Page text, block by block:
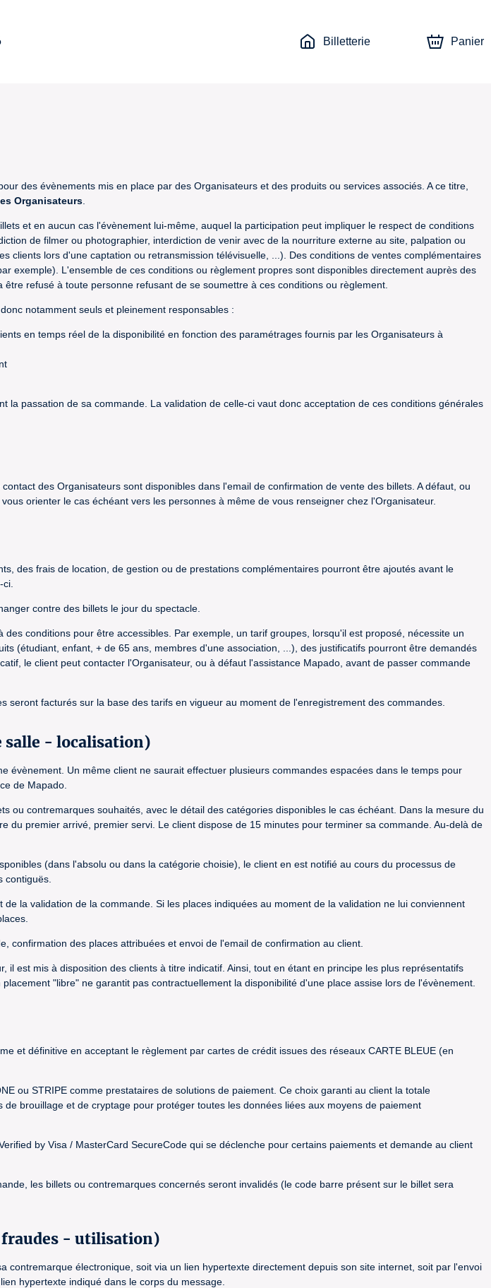
Billetterie Panier
des évènements mis en place par des Organisateurs et des produits ou services associés. A ce titre,
Organisateurs
et en aucun cas l'évènement lui-même, auquel la participation peut impliquer le respect de conditions
de filmer ou photographier, interdiction de venir avec de la nourriture externe au site, palpation ou
lors d'une captation ou retransmission télévisuelle, ...). Des conditions de ventes complémentaires
exemple). L'ensemble de ces conditions ou règlement propres sont disponibles directement auprès des
refusé à toute personne refusant de se soumettre à ces conditions ou règlement.
notamment seuls et pleinement responsables :
en temps réel de la disponibilité en fonction des paramétrages fournis par les Organisateurs à
passation de sa commande. La validation de celle-ci vaut donc acceptation de ces conditions générales
des Organisateurs sont disponibles dans l'email de confirmation de vente des billets. A défaut, ou
orienter le cas échéant vers les personnes à même de vous renseigner chez l'Organisateur.
des frais de location, de gestion ou de prestations complémentaires pourront être ajoutés avant le
contre des billets le jour du spectacle.
conditions pour être accessibles. Par exemple, un tarif groupes, lorsqu'il est proposé, nécessite un
(étudiant, enfant, + de 65 ans, membres d'une association, ...), des justificatifs pourront être demandés
le client peut contacter l'Organisateur, ou à défaut l'assistance Mapado, avant de passer commande
facturés sur la base des tarifs en vigueur au moment de l'enregistrement des commandes.
salle - localisation)
Un même client ne saurait effectuer plusieurs commandes espacées dans le temps pour
de Mapado.
contremarques souhaités, avec le détail des catégories disponibles le cas échéant. Dans la mesure du
premier arrivé, premier servi. Le client dispose de 15 minutes pour terminer sa commande. Au-delà de
(dans l'absolu ou dans la catégorie choisie), le client en est notifié au cours du processus de
contiguës.
la validation de la commande. Si les places indiquées au moment de la validation ne lui conviennent
des places attribuées et envoi de l'email de confirmation au client.
est mis à disposition des clients à titre indicatif. Ainsi, tout en étant en principe les plus représentatifs
"libre" ne garantit pas contractuellement la disponibilité d'une place assise lors de l'évènement.
et définitive en acceptant le règlement par cartes de crédit issues des réseaux CARTE BLEUE (en
ou STRIPE comme prestataires de solutions de paiement. Ce choix garanti au client la totale
brouillage et de cryptage pour protéger toutes les données liées aux moyens de paiement
by Visa / MasterCard SecureCode qui se déclenche pour certains paiements et demande au client
les billets ou contremarques concernés seront invalidés (le code barre présent sur le billet sera
- utilisation)
électronique, soit via un lien hypertexte directement depuis son site internet, soit par l'envoi
hypertexte indiqué dans le corps du message.